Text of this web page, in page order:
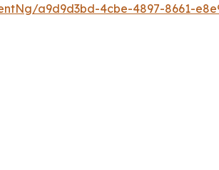
a9d9d3bd-4cbe-4897-8661-